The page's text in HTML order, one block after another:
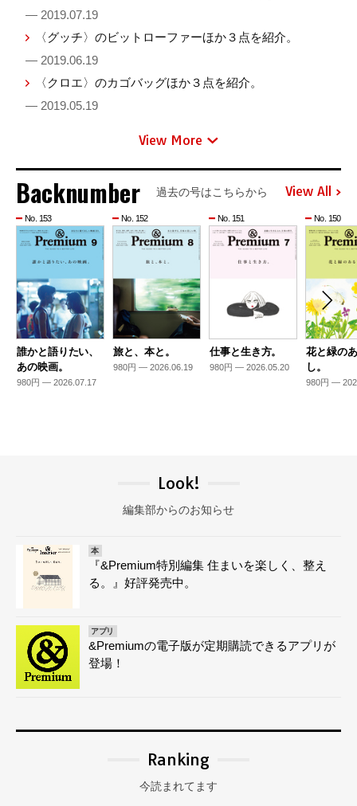
— 2019.07.19
〈グッチ〉のビットローファーほか３点を紹介。
— 2019.06.19
〈クロエ〉のカゴバッグほか３点を紹介。
— 2019.05.19
View More
Backnumber 過去の号はこちらから View All
No. 153
誰かと語りたい、
あの映画。
980円 — 2026.07.17
No. 152
旅と、本と。
980円 — 2026.06.19
No. 151
仕事と生き方。
980円 — 2026.05.20
No. 150
花と緑の
し。
980円 —
Look!
編集部からのお知らせ
本
『&Premium特別編集 住まいを楽しく、整え
る。』好評発売中。
アプリ
&Premiumの電子版が定期購読できるアプリが
登場！
Ranking
今読まれてます